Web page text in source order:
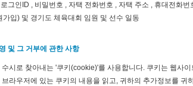
그인ID , 비밀번호 , 자택 전화번호 , 자택 주소 , 휴대전화
입) 및 경기도 체육대회 임원 및 선수 일동
및 그 거부에 관한 사항
시로 찾아내는 '쿠키(cookie)'를 사용합니다. 쿠키는 웹사
라우저에 있는 쿠키의 내용을 읽고, 귀하의 추가정보를